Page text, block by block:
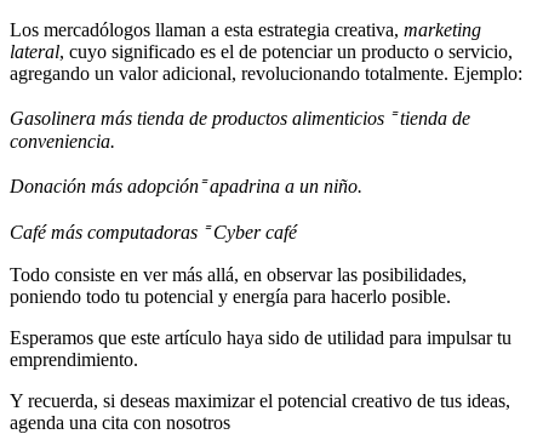
Los mercadólogos llaman a esta estrategia creativa, marketing
lateral, cuyo significado es el de potenciar un producto o servicio,
agregando un valor adicional, revolucionando totalmente. Ejemplo:
Gasolinera más tienda de productos alimenticios ⁼tienda de
conveniencia.
Donación más adopción⁼apadrina a un niño.
Café más computadoras ⁼Cyber café
Todo consiste en ver más allá, en observar las posibilidades,
poniendo todo tu potencial y energía para hacerlo posible.
Esperamos que este artículo haya sido de utilidad para impulsar tu
emprendimiento.
Y recuerda, si deseas maximizar el potencial creativo de tus ideas,
agenda una cita con nosotros